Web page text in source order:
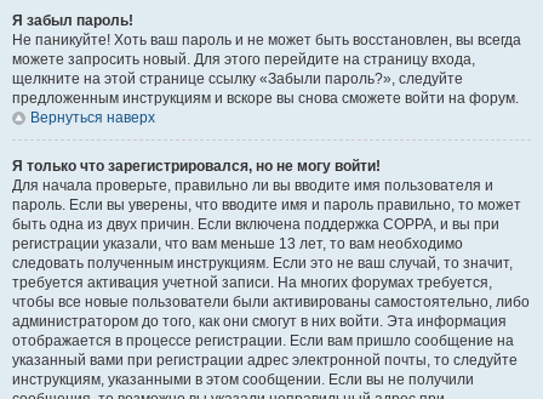
Я забыл пароль!
Не паникуйте! Хоть ваш пароль и не может быть восстановлен, вы всегда
можете запросить новый. Для этого перейдите на страницу входа,
щелкните на этой странице ссылку «Забыли пароль?», следуйте
предложенным инструкциям и вскоре вы снова сможете войти на форум.
Вернуться наверх
Я только что зарегистрировался, но не могу войти!
Для начала проверьте, правильно ли вы вводите имя пользователя и
пароль. Если вы уверены, что вводите имя и пароль правильно, то может
быть одна из двух причин. Если включена поддержка COPPA, и вы при
регистрации указали, что вам меньше 13 лет, то вам необходимо
следовать полученным инструкциям. Если это не ваш случай, то значит,
требуется активация учетной записи. На многих форумах требуется,
чтобы все новые пользователи были активированы самостоятельно, либо
администратором до того, как они смогут в них войти. Эта информация
отображается в процессе регистрации. Если вам пришло сообщение на
указанный вами при регистрации адрес электронной почты, то следуйте
инструкциям, указанными в этом сообщении. Если вы не получили